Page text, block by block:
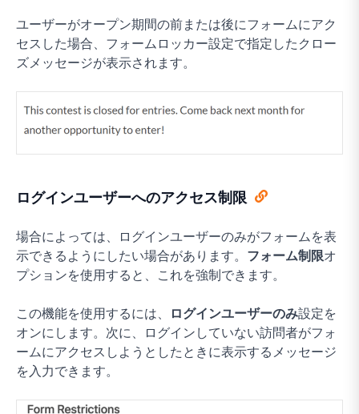
ユーザーがオープン期間の前または後にフォームにアク
セスした場合、フォームロッカー設定で指定したクロー
ズメッセージが表示されます。
ログインユーザーへのアクセス制限
場合によっては、ログインユーザーのみがフォームを表
示できるようにしたい場合があります。 フォーム制限オ
プションを使用すると、これを強制できます。
この機能を使用するには、 ログインユーザーのみ設定を
オンにします。次に、ログインしていない訪問者がフォ
ームにアクセスしようとしたときに表示するメッセージ
を入力できます。